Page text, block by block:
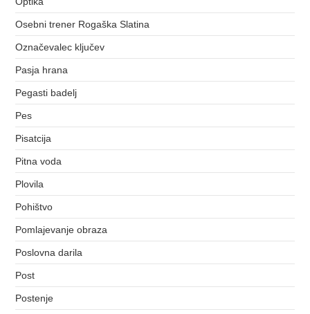
Osebni trener Rogaška Slatina
Označevalec ključev
Pasja hrana
Pegasti badelj
Pes
Pisatcija
Pitna voda
Plovila
Pohištvo
Pomlajevanje obraza
Poslovna darila
Post
Postenje